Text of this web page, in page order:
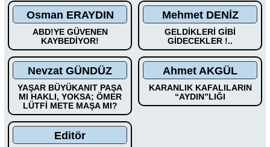
Osman ERAYDIN
ABD!YE GÜVENEN
KAYBEDİYOR!
Mehmet DENİZ
GELDİKLERİ GİBİ
GİDECEKLER !..
Nevzat GÜNDÜZ
YAŞAR BÜYÜKANIT PAŞA
MI HAKLI, YOKSA; ÖMER
LÜTFİ METE MAŞA MI?
Ahmet AKGÜL
KARANLIK KAFALILARIN
“AYDIN”LIĞI
Editör